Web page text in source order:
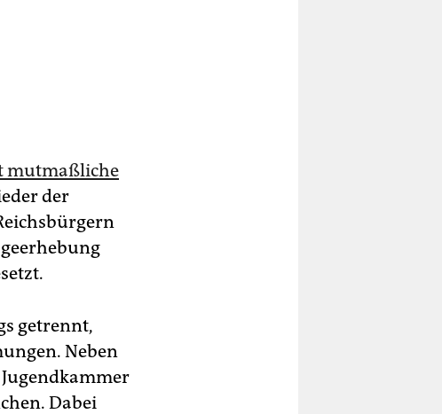
mutmaßliche
der
getrennt,
Neben
Dabei